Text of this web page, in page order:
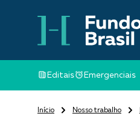
Editais Emergenciais
Início Nosso trabalho